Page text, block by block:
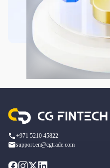
+971 5210 45822
support.en@cgtrade.com